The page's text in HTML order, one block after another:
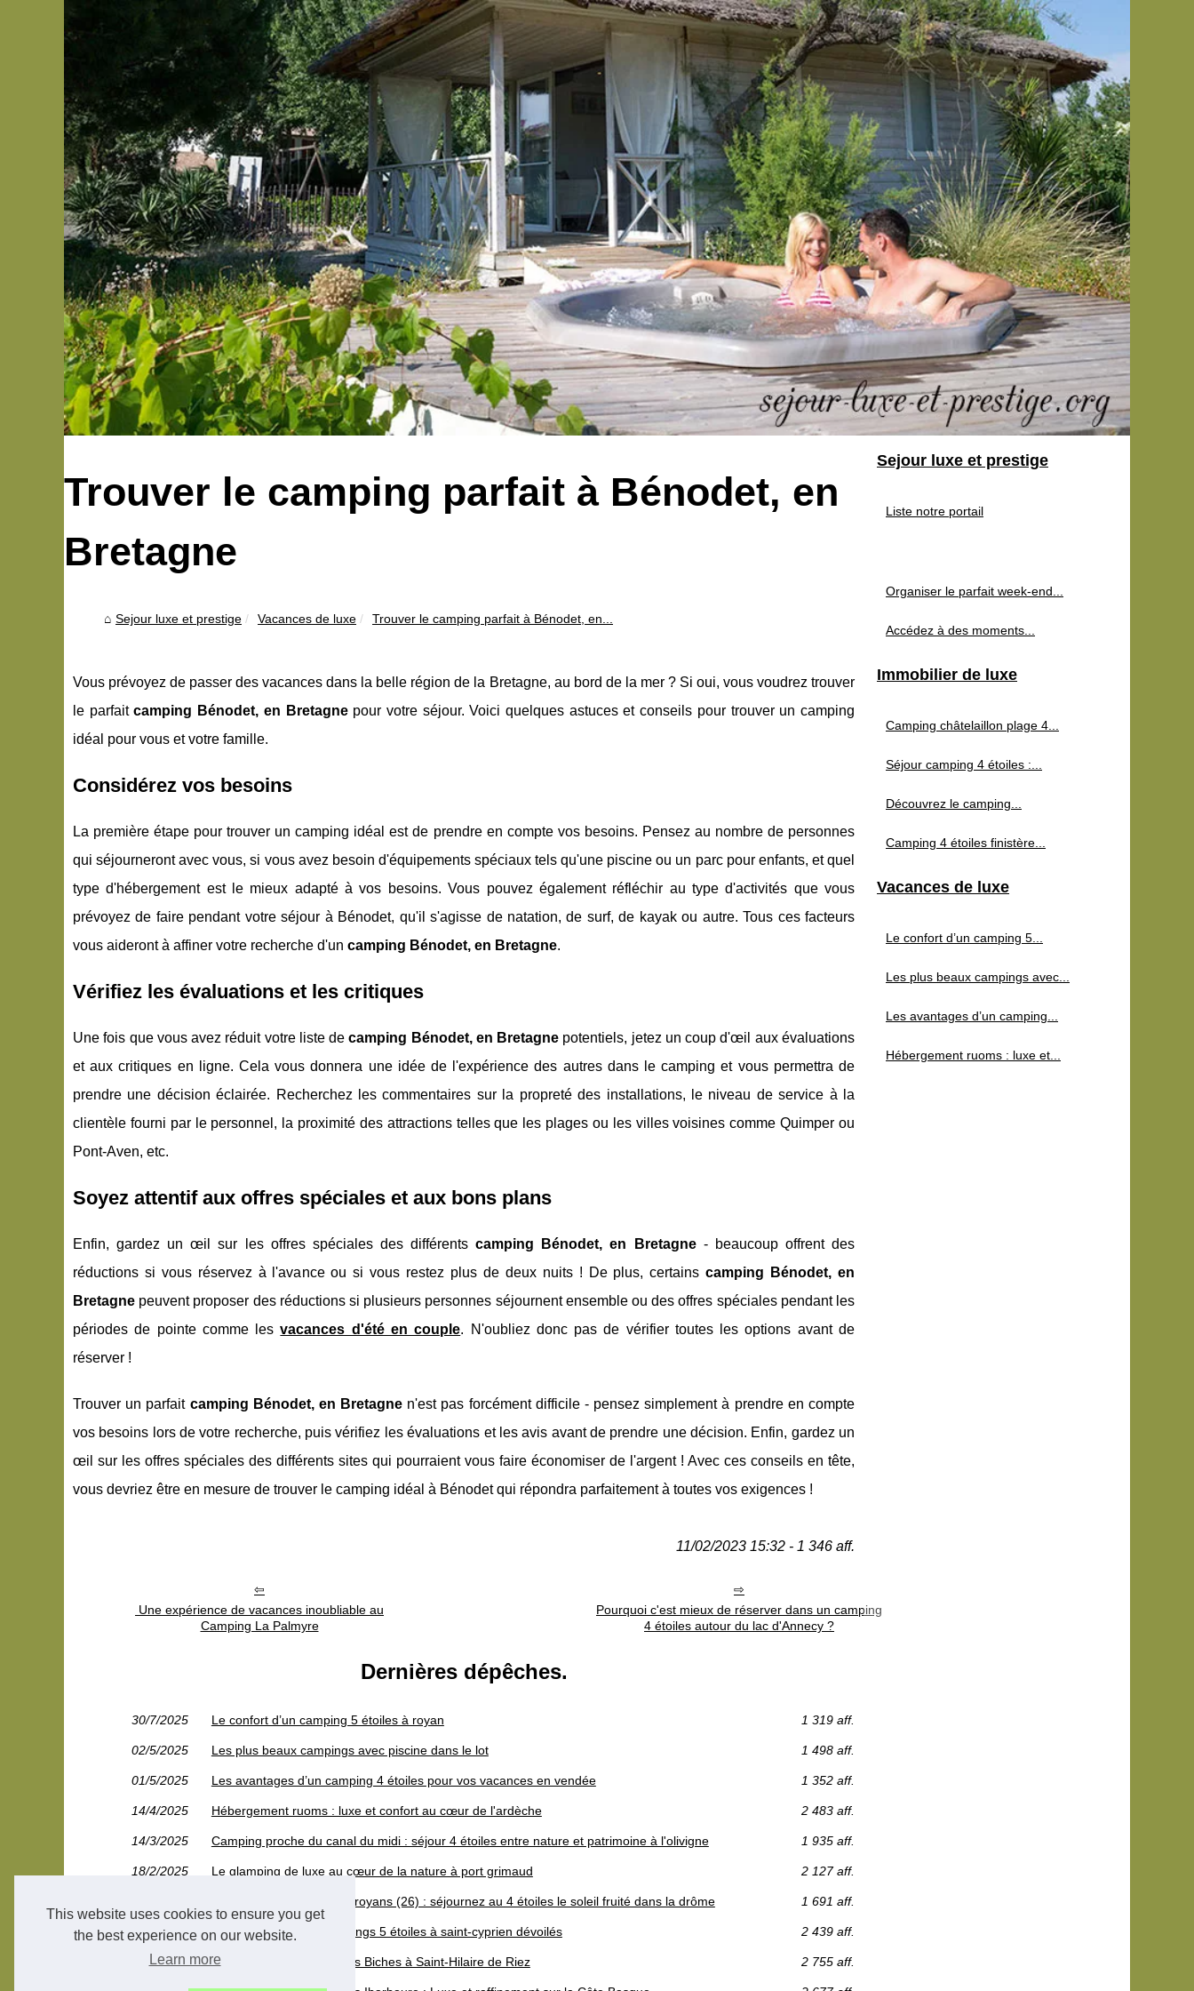
This website uses cookies to ensure you get
the best experience on our website.
Learn more
Trouver le camping parfait à Bénodet, en
Bretagne
Sejour luxe et prestige Vacances de luxe Trouver le camping parfait à Bénodet, en...
Vous prévoyez de passer des vacances dans la belle région de la Bretagne, au bord de la mer ? Si oui, vous voudrez trouver
le parfaitcamping Bénodet, en Bretagnepour votre séjour. Voici quelques astuces et conseils pour trouver un camping
idéal pour vous et votre famille.
Considérez vos besoins
La première étape pour trouver un camping idéal est de prendre en compte vos besoins. Pensez au nombre de personnes
qui séjourneront avec vous, si vous avez besoin d'équipements spéciaux tels qu'une piscine ou un parc pour enfants, et quel
type d'hébergement est le mieux adapté à vos besoins. Vous pouvez également réfléchir au type d'activités que vous
prévoyez de faire pendant votre séjour à Bénodet, qu'il s'agisse de natation, de surf, de kayak ou autre. Tous ces facteurs
vous aideront à affiner votre recherche d'un camping Bénodet, en Bretagne.
Vérifiez les évaluations et les critiques
Une fois que vous avez réduit votre liste decamping Bénodet, en Bretagne potentiels, jetez un coup d'œil aux évaluations
et aux critiques en ligne. Cela vous donnera une idée de l'expérience des autres dans le camping et vous permettra de
prendre une décision éclairée. Recherchez les commentaires sur la propreté des installations, le niveau de service à la
clientèle fourni par le personnel, la proximité des attractions telles que les plages ou les villes voisines comme Quimper ou
Pont-Aven, etc.
Soyez attentif aux offres spéciales et aux bons plans
Enfin, gardez un œil sur les offres spéciales des différentscamping Bénodet, en Bretagne- beaucoup offrent des
réductions si vous réservez à l'avance ou si vous restez plus de deux nuits ! De plus, certainscamping Bénodet, en
Bretagne peuvent proposer des réductions si plusieurs personnes séjournent ensemble ou des offres spéciales pendant les
périodes de pointe comme lesvacances d'été en couple. N'oubliez donc pas de vérifier toutes les options avant de
réserver !
Trouver un parfait camping Bénodet, en Bretagne n'est pas forcément difficile - pensez simplement à prendre en compte
vos besoins lors de votre recherche, puis vérifiez les évaluations et les avis avant de prendre une décision. Enfin, gardez un
œil sur les offres spéciales des différents sites qui pourraient vous faire économiser de l'argent ! Avec ces conseils en tête,
vous devriez être en mesure de trouver le camping idéal à Bénodet qui répondra parfaitement à toutes vos exigences !
11/02/2023 15:32 - 1 346 aff.
Une expérience de vacances inoubliable au
Camping La Palmyre
Pourquoi c'est mieux de réserver dans un camping
4 étoiles autour du lac d'Annecy ?
Dernières dépêches.
30/7/2025 Le confort d’un camping 5 étoiles à royan 1 319 aff.
02/5/2025 Les plus beaux campings avec piscine dans le lot 1 498 aff.
01/5/2025 Les avantages d’un camping 4 étoiles pour vos vacances en vendée 1 352 aff.
14/4/2025 Hébergement ruoms : luxe et confort au cœur de l'ardèche 2 483 aff.
14/3/2025 Camping proche du canal du midi : séjour 4 étoiles entre nature et patrimoine à l'olivigne 1 935 aff.
18/2/2025 Le glamping de luxe au cœur de la nature à port grimaud 2 127 aff.
Camping à saint-jean-en-royans (26) : séjournez au 4 étoiles le soleil fruité dans la drôme 1 691 aff.
13/2/2025 Les avantages des campings 5 étoiles à saint-cyprien dévoilés 2 439 aff.
28/7/2023 Découvrez le camping Les Biches à Saint-Hilaire de Riez 2 755 aff.
Sejour luxe et prestige
Liste notre portail
Organiser le parfait week-end...
Accédez à des moments...
Immobilier de luxe
Camping châtelaillon plage 4...
Séjour camping 4 étoiles :...
Découvrez le camping...
Camping 4 étoiles finistère...
Vacances de luxe
Le confort d’un camping 5...
Les plus beaux campings avec...
Les avantages d’un camping...
Hébergement ruoms : luxe et...